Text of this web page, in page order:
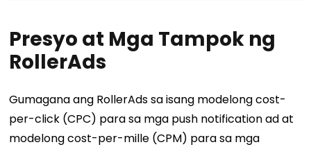
Presyo at Mga Tampok ng
RollerAds
Gumagana ang RollerAds sa isang modelong cost-
per-click (CPC) para sa mga push notification ad at
modelong cost-per-mille (CPM) para sa mga